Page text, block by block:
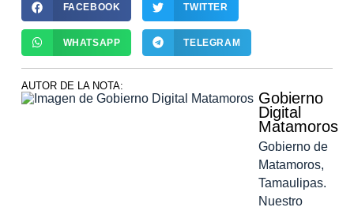
FACEBOOK TWITTER
WHATSAPP TELEGRAM
AUTOR DE LA NOTA:
Gobierno
Digital
Matamoros
Gobierno de
Matamoros,
Tamaulipas.
Nuestro